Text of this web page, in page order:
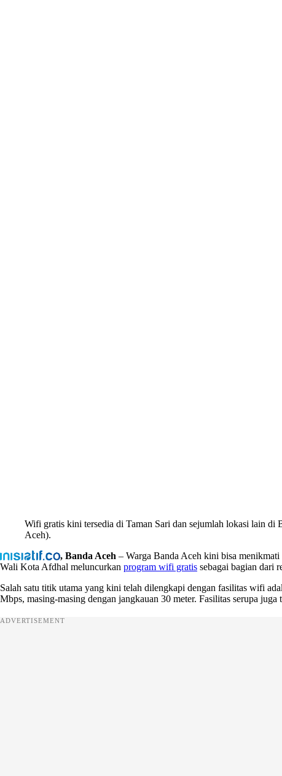
Wifi gratis kini tersedia di Taman Sari dan sejumlah lokasi lain di
Aceh).
, Banda Aceh – Warga Banda Aceh kini bisa
Wali Kota Afdhal meluncurkan program wifi gratis sebagai bagian dari
Salah satu titik utama yang kini telah dilengkapi dengan fasilitas wifi
Mbps, masing-masing dengan jangkauan 30 meter. Fasilitas serupa
ADVERTISEMENT